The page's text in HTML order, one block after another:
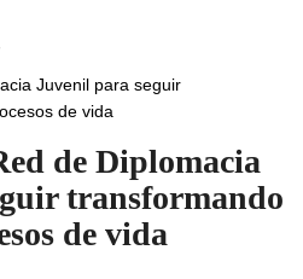
Juvenil para seguir
de vida
de Diplomacia
transformando
de vida